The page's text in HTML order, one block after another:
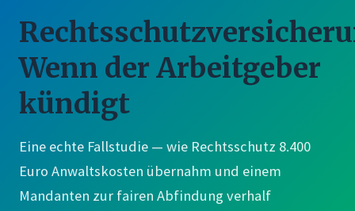
Wenn der Arbeitgeber
kündigt
Eine echte Fallstudie — wie Rechtsschutz 8.400
Euro Anwaltskosten übernahm und einem
Mandanten zur fairen Abfindung verhalf